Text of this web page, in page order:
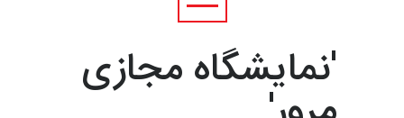
'نمایشگاه مجازی